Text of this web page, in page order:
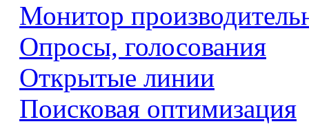
Монитор
Опросы, голосования
Открытые линии
Поисковая оптимизация